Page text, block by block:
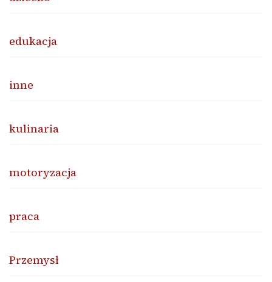
edukacja
inne
kulinaria
motoryzacja
praca
Przemysł